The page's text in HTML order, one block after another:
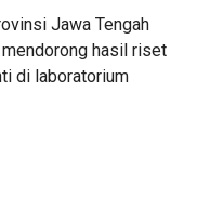
Jawa Tengah
hasil riset
di laboratorium